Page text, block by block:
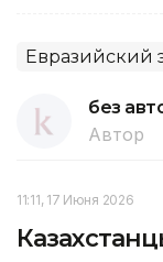
Евразийский
без
Автор
11:11, 17 Июня 2026